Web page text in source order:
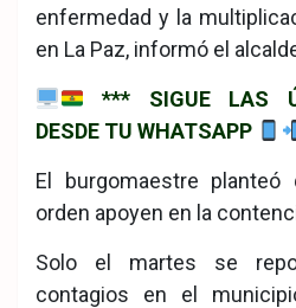
enfermedad y la
en La Paz, informó el
*** SIGUE LAS
DESDE TU WHATSAPP
El burgomaestre
orden apoyen en la
Solo el martes se
contagios en el